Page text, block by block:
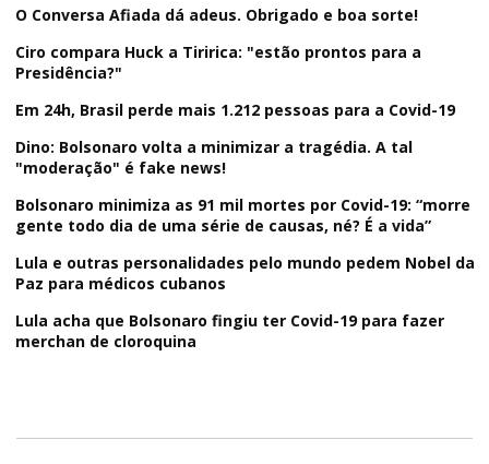
O Conversa Afiada dá adeus. Obrigado e boa sorte!
Ciro compara Huck a Tiririca: "estão prontos para a
Presidência?"
Em 24h, Brasil perde mais 1.212 pessoas para a Covid-19
Dino: Bolsonaro volta a minimizar a tragédia. A tal
"moderação" é fake news!
Bolsonaro minimiza as 91 mil mortes por Covid-19: “morre
gente todo dia de uma série de causas, né? É a vida”
Lula e outras personalidades pelo mundo pedem Nobel da
Paz para médicos cubanos
Lula acha que Bolsonaro fingiu ter Covid-19 para fazer
merchan de cloroquina